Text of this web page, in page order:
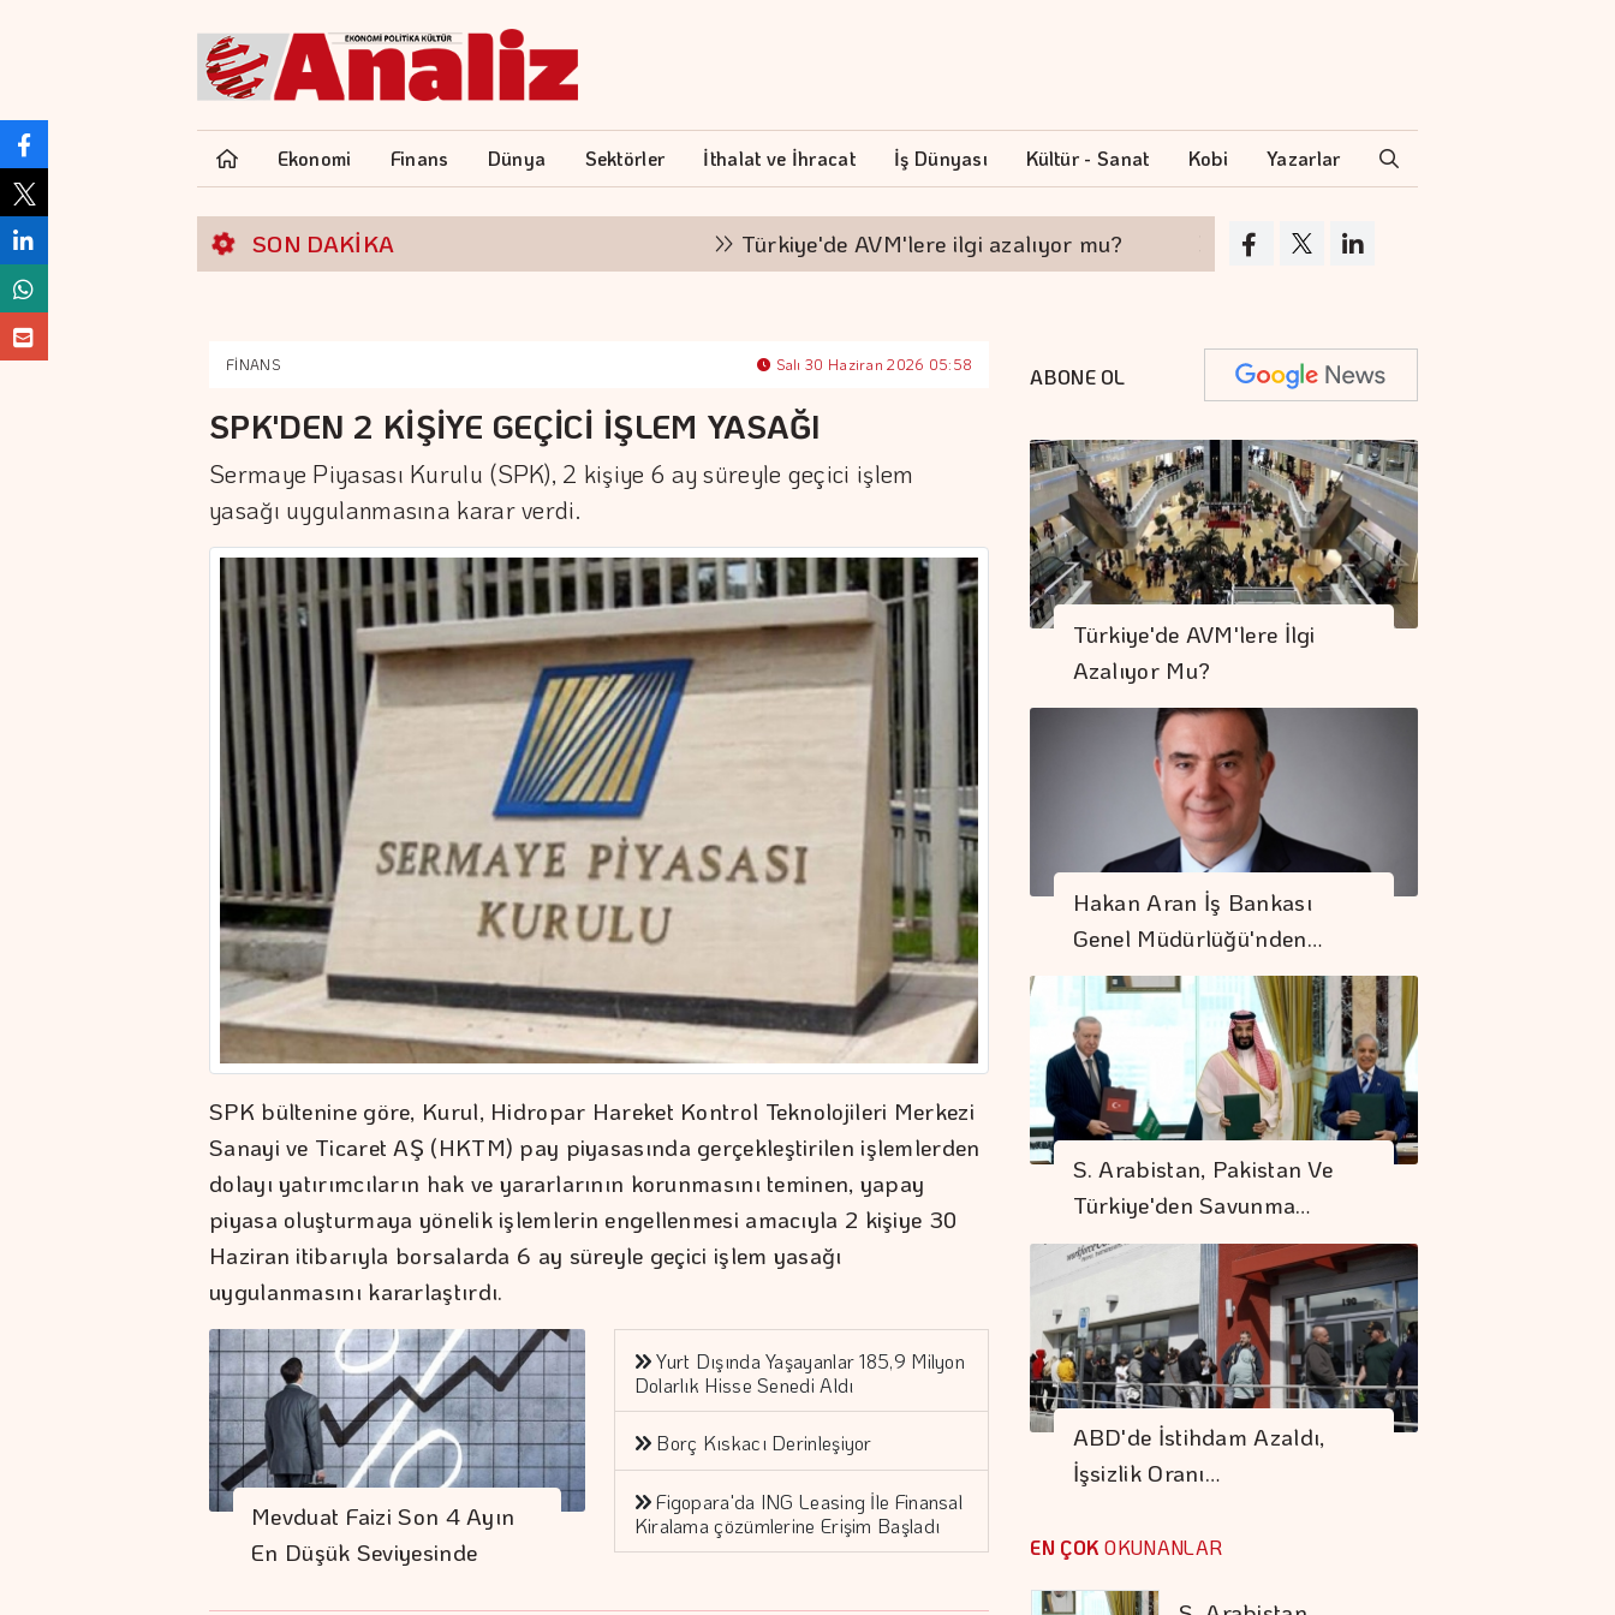
Ekonomi Finans Dünya Sektörler İthalat ve İhracat İş Dünyası Kültür - Sanat Kobi Yazarlar
SON DAKİKA Türkiye'de AVM'lere ilgi azalıyor mu? Hakan Aran İş Bankası Genel
FİNANS Salı 30 Haziran 2026 05:58
SPK'DEN 2 KİŞİYE GEÇİCİ İŞLEM YASAĞI
Sermaye Piyasası Kurulu (SPK), 2 kişiye 6 ay süreyle geçici işlem
yasağı uygulanmasına karar verdi.
SPK bültenine göre, Kurul, Hidropar Hareket Kontrol Teknolojileri Merkezi
Sanayi ve Ticaret AŞ (HKTM) pay piyasasında gerçekleştirilen işlemlerden
dolayı yatırımcıların hak ve yararlarının korunmasını teminen, yapay
piyasa oluşturmaya yönelik işlemlerin engellenmesi amacıyla 2 kişiye 30
Haziran itibarıyla borsalarda 6 ay süreyle geçici işlem yasağı
uygulanmasını kararlaştırdı.
Mevduat Faizi Son 4 Ayın
En Düşük Seviyesinde
Yurt Dışında Yaşayanlar 185,9 Milyon
Dolarlık Hisse Senedi Aldı
Borç Kıskacı Derinleşiyor
Figopara'da ING Leasing İle Finansal
Kiralama çözümlerine Erişim Başladı
ABONE OL
Türkiye'de AVM'lere İlgi
Azalıyor Mu?
Hakan Aran İş Bankası
Genel Müdürlüğü'nden…
S. Arabistan, Pakistan Ve
Türkiye'den Savunma…
ABD'de İstihdam Azaldı,
İşsizlik Oranı…
EN ÇOK OKUNANLAR
İstanbul'da '5
Dakikada Yaşam'
Modeli
ABD'de İstihdam
Azaldı, İşsizlik Oranı
Geriledi
S. Arabistan,
Pakistan Ve
Türkiye'den
Savunma Anlaşması
Karadağ'ı Vizesiz
Avantajlı Tur
Seçenekleri